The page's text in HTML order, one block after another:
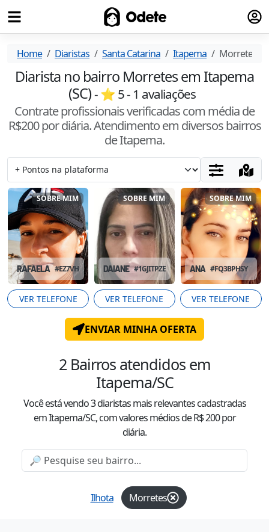
Odete
Home Diaristas Santa Catarina Itapema Morretes
Diarista no bairro Morretes em Itapema
(SC)- ⭐ 5- 1 avaliações
Contrate profissionais verificadas com média de
R$200por diária. Atendimentoem diversos bairros
de Itapema.
SOBRE MIM
RAFAELA #EZ7VH4SH
VER TELEFONE
SOBRE MIM
DAIANE #1GJITPZE
VER TELEFONE
SOBRE MIM
ANA #FQ3BPHSY
VER TELEFONE
ENVIAR MINHA OFERTA
2 Bairros atendidos em
Itapema/SC
Você está vendo3diaristas mais relevantes cadastradas
em Itapema/SC, com valoresmédiosde R$200por
diária.
Ilhota Morretes